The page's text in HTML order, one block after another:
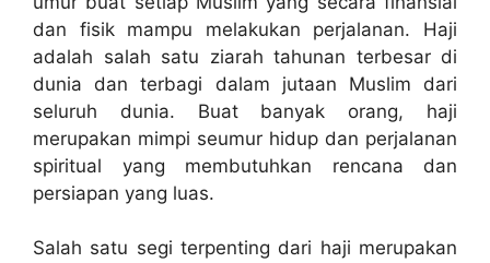
dan fisik mampu melakukan perjalanan. Haji
adalah salah satu ziarah tahunan terbesar di
dunia dan terbagi dalam jutaan Muslim dari
seluruh dunia. Buat banyak orang, haji
merupakan mimpi seumur hidup dan perjalanan
spiritual yang membutuhkan rencana dan
persiapan yang luas.
Salah satu segi terpenting dari haji merupakan